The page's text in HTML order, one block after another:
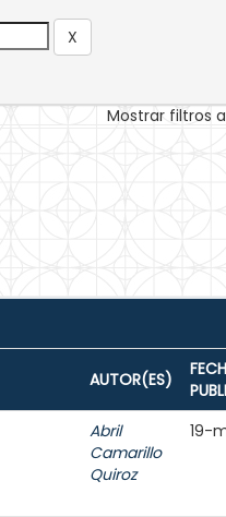
Mostrar filtros
AUTOR(ES)
Abril
Camarillo
Quiroz
19-